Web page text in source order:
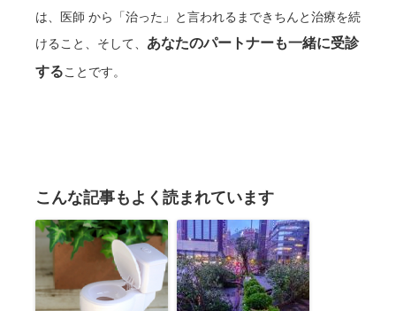
は、医師 から「治った」と言われるまできちんと治療を続
けること、そして、 あなたのパートナーも一緒に受診
することです。
こんな記事もよく読まれています